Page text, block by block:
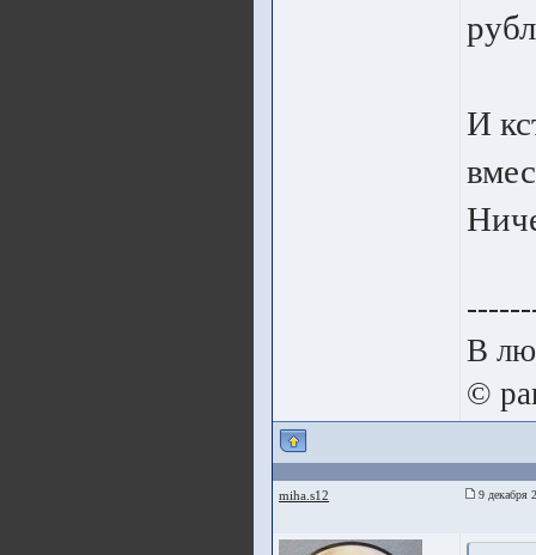
И
В
©
miha.s12 9 декабря